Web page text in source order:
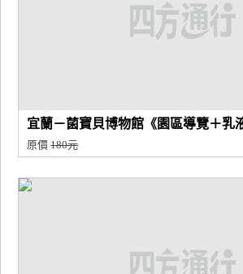
宜蘭－菌寶貝博物館《園區導覽＋乳
原價180元